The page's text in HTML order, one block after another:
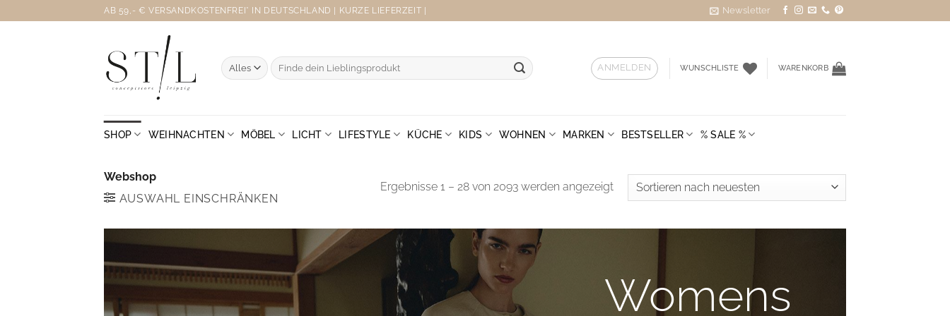
Inhalt
AB 59,- € VERSANDKOSTENFREI* IN DEUTSCHLAND | KURZE LIEFERZEIT | Newsletter
Suche
nach:
ANMELDEN WUNSCHLISTE WARENKORB
SHOP WEIHNACHTEN MÖBEL LICHT LIFESTYLE KÜCHE KIDS WOHNEN MARKEN BESTSELLER % SALE %
Webshop
AUSWAHL EINSCHRÄNKEN
Ergebnisse 1 – 28 von 2093 werden angezeigtSorted
Womens
Mach's dir gemütlich